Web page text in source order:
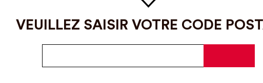
VEUILLEZ SAISIR VOTRE CODE